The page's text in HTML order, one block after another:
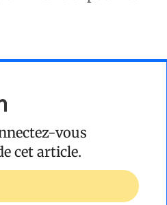
vous
cet article.